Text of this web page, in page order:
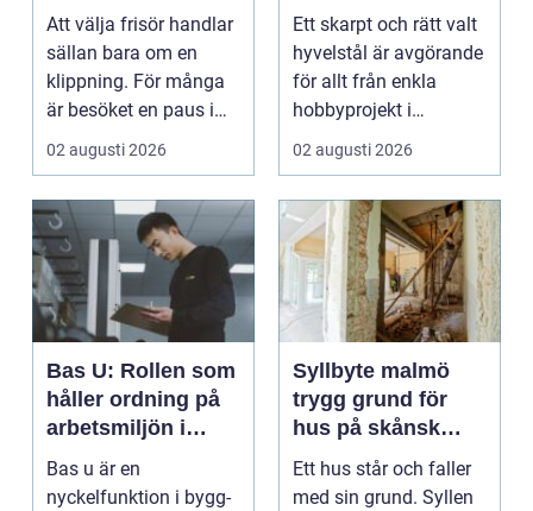
salong för stil,
kvalitet och känsla
Att välja frisör handlar
sällan bara om en
klippning. För många
är besöket en paus i
vardagen, ett s...
02 augusti 2026
Ett skarpt och rätt valt
hyvelstål är avgörande
för allt från enkla
hobbyprojekt i
verkstaden till k...
02 augusti 2026
Bas U: Rollen som
håller ordning på
arbetsmiljön i
byggprojekt
Bas u är en
nyckelfunktion i bygg-
Syllbyte malmö
trygg grund för
hus på skånsk
mark
Ett hus står och faller
med sin grund. Syllen